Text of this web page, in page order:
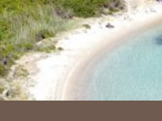
Verfügbarkeitanforden
Informationsanfrage